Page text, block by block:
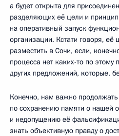
а будет открыта для
разделяющих её цели и
на оперативный запуск
организации. Кстати говоря, её
разместить в Сочи, если,
процесса нет каких-то по
других предложений, которые,
Конечно, нам важно
по сохранению памяти о нашей
и недопущению её
знать объективную правду о